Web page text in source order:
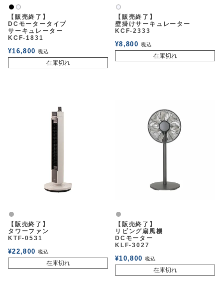
黒 白2
【販売終了】
DCモータータイプ
サーキュレーター
KCF-1831
¥16,800 税込
在庫切れ
白2
【販売終了】
壁掛けサーキュレーター
KCF-2333
¥8,800 税込
在庫切れ
グレー
【販売終了】
タワーファン
KTF-0531
¥22,800 税込
在庫切れ
グレー
【販売終了】
リビング扇風機
DCモーター
KLF-3027
¥10,800 税込
在庫切れ